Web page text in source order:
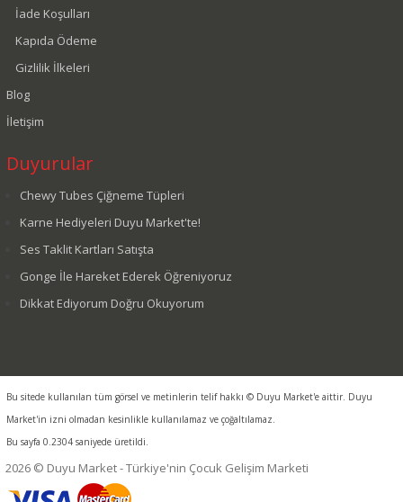
İade Koşulları
Kapıda Ödeme
Gizlilik İlkeleri
Blog
İletişim
Duyurular
Chewy Tubes Çiğneme Tüpleri
Karne Hediyeleri Duyu Market'te!
Ses Taklit Kartları Satışta
Gonge İle Hareket Ederek Öğreniyoruz
Dikkat Ediyorum Doğru Okuyorum
Bu sitede kullanılan tüm görsel ve metinlerin telif hakkı © Duyu Market'e aittir. Duyu
Market'in izni olmadan kesinlikle kullanılamaz ve çoğaltılamaz.
Bu sayfa 0.2304 saniyede üretildi.
2026 © Duyu Market - Türkiye'nin Çocuk Gelişim Marketi